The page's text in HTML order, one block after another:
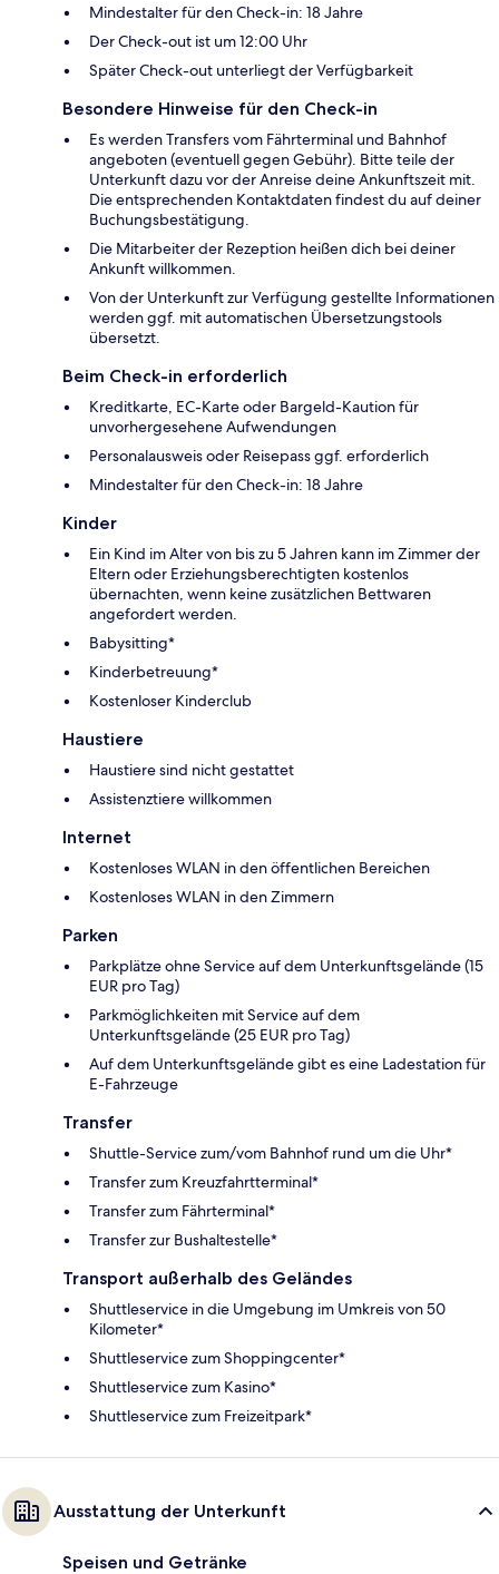
Mindestalter für den Check-in: 18 Jahre
Der Check-out ist um 12:00 Uhr
Später Check-out unterliegt der Verfügbarkeit
Besondere Hinweise für den Check-in
Es werden Transfers vom Fährterminal und Bahnhof
angeboten (eventuell gegen Gebühr). Bitte teile der
Unterkunft dazu vor der Anreise deine Ankunftszeit mit.
Die entsprechenden Kontaktdaten findest du auf deiner
Buchungsbestätigung.
Die Mitarbeiter der Rezeption heißen dich bei deiner
Ankunft willkommen.
Von der Unterkunft zur Verfügung gestellte Informationen
werden ggf. mit automatischen Übersetzungstools
übersetzt.
Beim Check-in erforderlich
Kreditkarte, EC-Karte oder Bargeld-Kaution für
unvorhergesehene Aufwendungen
Personalausweis oder Reisepass ggf. erforderlich
Mindestalter für den Check-in: 18 Jahre
Kinder
Ein Kind im Alter von bis zu 5 Jahren kann im Zimmer der
Eltern oder Erziehungsberechtigten kostenlos
übernachten, wenn keine zusätzlichen Bettwaren
angefordert werden.
Babysitting*
Kinderbetreuung*
Kostenloser Kinderclub
Haustiere
Haustiere sind nicht gestattet
Assistenztiere willkommen
Internet
Kostenloses WLAN in den öffentlichen Bereichen
Kostenloses WLAN in den Zimmern
Parken
Parkplätze ohne Service auf dem Unterkunftsgelände (15
EUR pro Tag)
Parkmöglichkeiten mit Service auf dem
Unterkunftsgelände (25 EUR pro Tag)
Auf dem Unterkunftsgelände gibt es eine Ladestation für
E-Fahrzeuge
Transfer
Shuttle-Service zum/vom Bahnhof rund um die Uhr*
Transfer zum Kreuzfahrtterminal*
Transfer zum Fährterminal*
Transfer zur Bushaltestelle*
Transport außerhalb des Geländes
Shuttleservice in die Umgebung im Umkreis von 50
Kilometer*
Shuttleservice zum Shoppingcenter*
Shuttleservice zum Kasino*
Shuttleservice zum Freizeitpark*
Ausstattung der Unterkunft
Speisen und Getränke